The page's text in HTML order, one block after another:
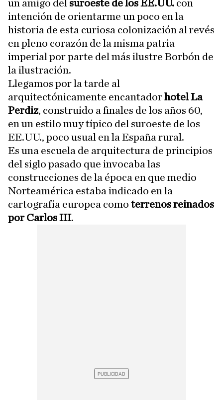
un amigo del suroeste de los EE.UU. con
intención de orientarme un poco en la
historia de esta curiosa colonización al revés
en pleno corazón de la misma patria
imperial por parte del más ilustre Borbón de
la ilustración.
Llegamos por la tarde al
arquitectónicamente encantadorhotel La
Perdiz, construido a finales de los años 60,
en un estilo muy típico del suroeste de los
EE.UU., poco usual en la España rural.
Es una escuela de arquitectura de principios
del siglo pasado que invocaba las
construcciones de la época en que medio
Norteamérica estaba indicado en la
cartografía europea como terrenos reinados
por Carlos III.